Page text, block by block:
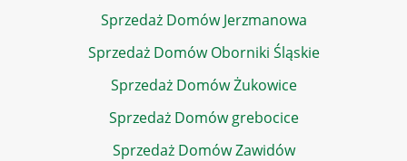
Sprzedaż Domów Jerzmanowa
Sprzedaż Domów Oborniki Śląskie
Sprzedaż Domów Żukowice
Sprzedaż Domów grebocice
Sprzedaż Domów Zawidów